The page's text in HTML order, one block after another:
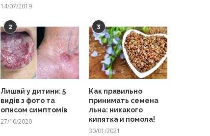
14/07/2019
2
Лишай у дитини: 5
видів з фото та
описом симптомів
27/10/2020
3
Как правильно
принимать семена
льна: никакого
кипятка и помола!
30/01/2021